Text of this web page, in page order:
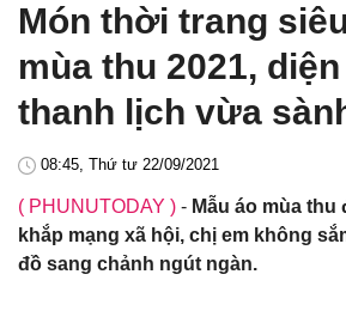
Món thời trang
mùa thu 2021,
thanh lịch vừa
08:45, Thứ tư 22/09/2021
( PHUNUTODAY ) - Mẫu áo mùa
khắp mạng xã hội, chị em không
đồ sang chảnh ngút ngàn.